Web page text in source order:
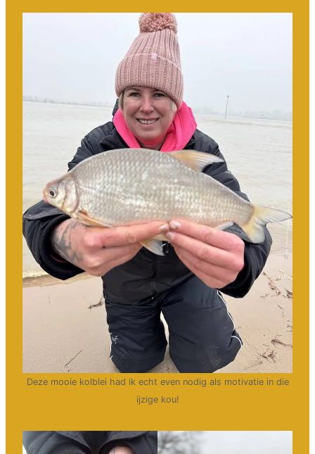
Deze mooie kolblei had ik echt even nodig als motivatie in die
ijzige kou!